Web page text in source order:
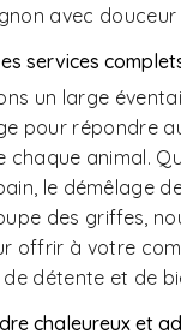
avec douceur
services
un large
pour répondre
chaque animal.
le démêlage
des griffes,
offrir à votre
détente et de
chaleureux et